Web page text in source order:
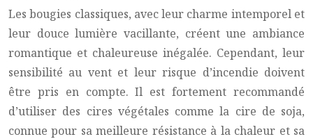
Les bougies classiques, avec leur charme intemporel et
leur douce lumière vacillante, créent une ambiance
romantique et chaleureuse inégalée. Cependant, leur
sensibilité au vent et leur risque d’incendie doivent
être pris en compte. Il est fortement recommandé
d’utiliser des cires végétales comme la cire de soja,
connue pour sa meilleure résistance à la chaleur et sa